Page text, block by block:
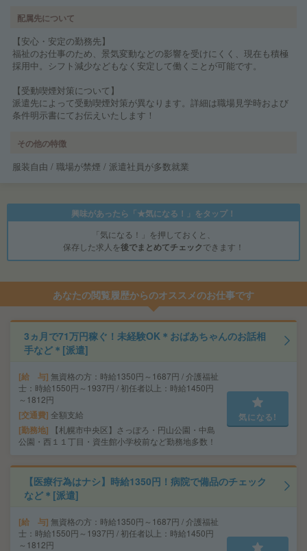
配属先について
【安心・安定の勤務先】
福祉のお仕事のため、景気変動などの影響を受けにくく、現在も積極
採用中。シフト減少などもなく安定して働くことが可能です。
【受動喫煙対策について】
派遣先によって受動喫煙対策が異なります。詳細は職場見学時および
条件明示書にてお伝えいたします！
その他の特徴
服装自由 / 職場が禁煙 / 派遣社員が多数就業
興味があったら「★気になる！」をタップ！
「気になる！」を押しておくと、
保存した求人を後でまとめてチェックできます！
あなたの閲覧履歴からのオススメのお仕事です
3ヵ月で71万円稼ぐ！未経験OK＊おばあちゃんのお話相
手など＊[派遣]
給 与 無資格の方：時給1350円～1687円 / 介護福祉
士：時給1550円～1937円 / 初任者以上：時給1450円
～1812円
交通費 全額支給
勤務地
【札幌市中央区】さっぽろ・円山公園・中島
公園・西１１丁目・資生館小学校前など勤務地多数！
気になる!
【医療行為はナシ】時給1350円！病院で備品のチェック
など＊[派遣]
給 与 無資格の方：時給1350円～1687円 / 介護福祉
士：時給1550円～1937円 / 初任者以上：時給1450円
～1812円